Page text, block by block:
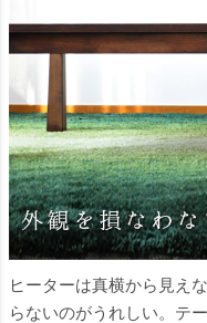
ヒーターは真横から見え
らないのがうれしい。テ